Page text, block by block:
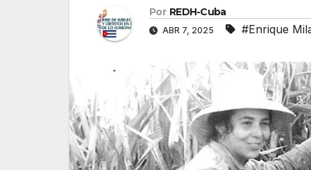
Por REDH-Cuba
ABR 7, 2025 #Enrique